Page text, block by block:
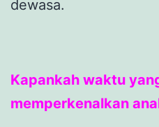
dewasa.
Kapankah waktu
memperkenalkan